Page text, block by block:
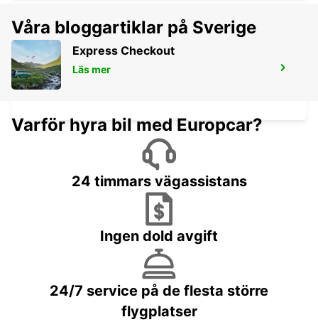
NECKARSULM AUDI FORUM (ENDAST
ÅTERLÄMNING)
Våra bloggartiklar på Sverige
Express Checkout
Läs mer
Varför hyra bil med Europcar?
24 timmars vägassistans
Ingen dold avgift
24/7 service på de flesta större
flygplatser